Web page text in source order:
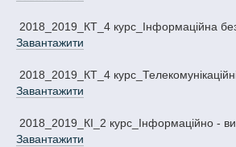
2018_2019_КТ_4 курс_Інформаційна
Завантажити
2018_2019_КТ_4
Завантажити
2018_2019_КІ_2 курс_Інформаційно -
Завантажити